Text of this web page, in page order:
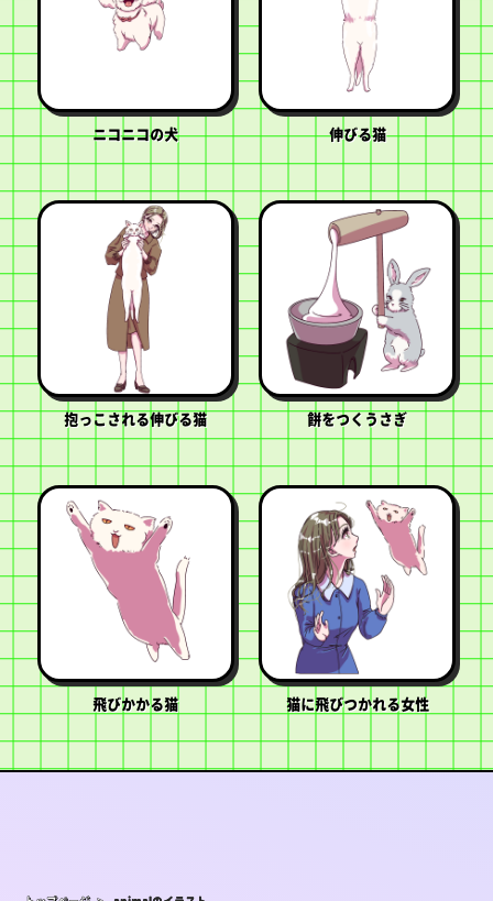
ニコニコの犬 伸びる猫
抱っこされる伸びる猫 餅をつくうさぎ
飛びかかる猫 猫に飛びつかれる女性